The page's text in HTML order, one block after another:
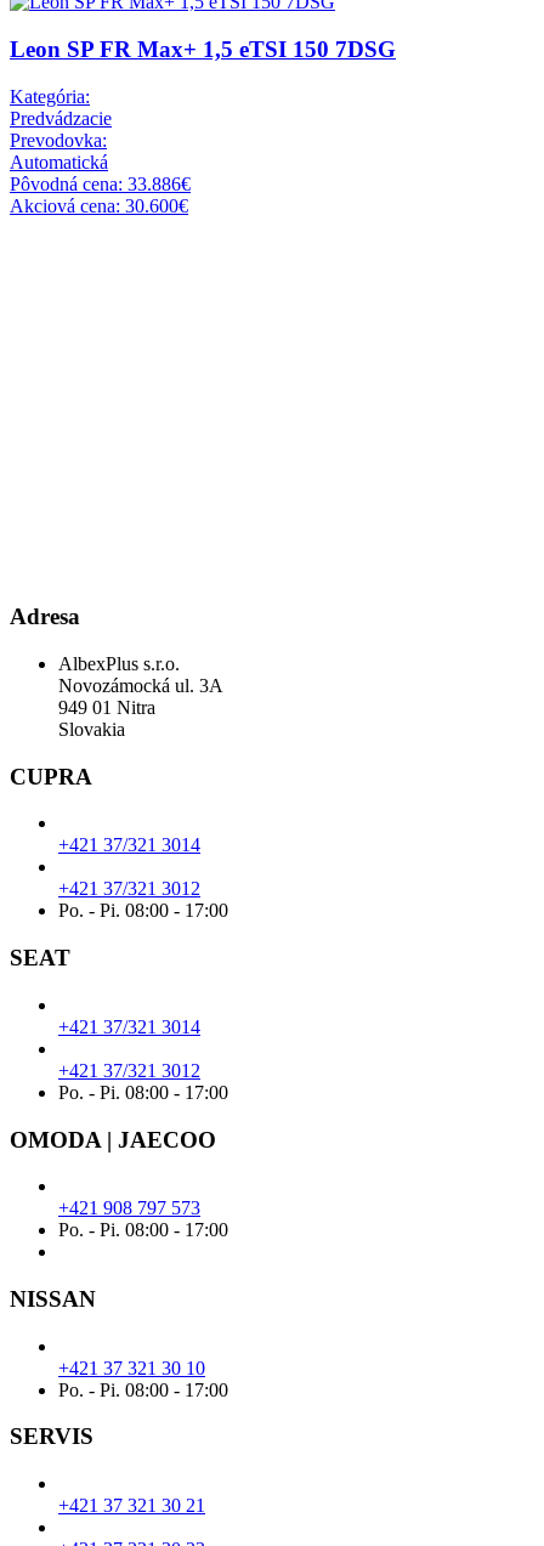
Leon SP FR Max+ 1,5 eTSI 150 7DSG
Kategória:
Predvádzacie
Prevodovka:
Automatická
Pôvodná cena: 33.886€
Akciová cena: 30.600€
Adresa
AlbexPlus s.r.o.
Novozámocká ul. 3A
949 01 Nitra
Slovakia
CUPRA
+421 37/321 3014
+421 37/321 3012
Po. - Pi. 08:00 - 17:00
SEAT
+421 37/321 3014
+421 37/321 3012
Po. - Pi. 08:00 - 17:00
OMODA | JAECOO
+421 908 797 573
Po. - Pi. 08:00 - 17:00
NISSAN
+421 37 321 30 10
Po. - Pi. 08:00 - 17:00
SERVIS
+421 37 321 30 21